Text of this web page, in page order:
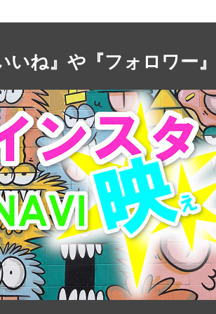
ね』や『フォロワー